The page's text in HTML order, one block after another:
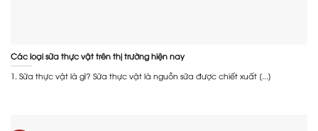
Các loại sữa thực vật trên thị trường hiện nay
1. Sữa thực vật là gì? Sữa thực vật là nguồn sữa được chiết xuất [...]